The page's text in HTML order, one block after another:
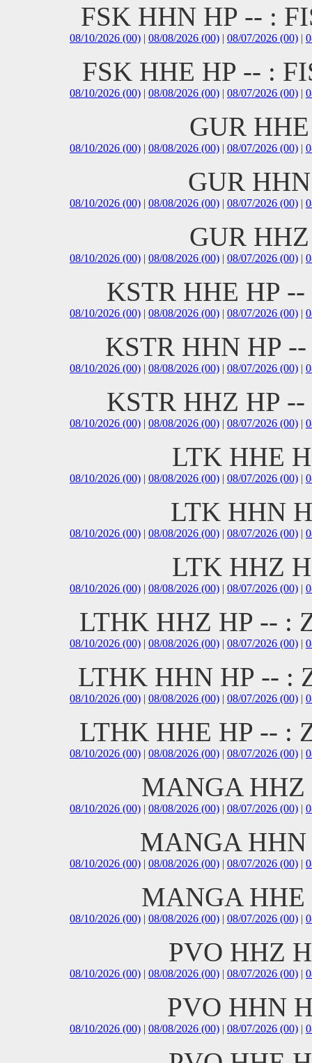
FSK HHN HP -- :
08/10/2026 (00) | 08/08/2026 (00) | 08/07/2026 (00) |
FSK HHE HP -- :
08/10/2026 (00) | 08/08/2026 (00) | 08/07/2026 (00) |
GUR
08/10/2026 (00) | 08/08/2026 (00) | 08/07/2026 (00) |
GUR
08/10/2026 (00) | 08/08/2026 (00) | 08/07/2026 (00) |
GUR
08/10/2026 (00) | 08/08/2026 (00) | 08/07/2026 (00) |
KSTR HHE HP
08/10/2026 (00) | 08/08/2026 (00) | 08/07/2026 (00) |
KSTR HHN HP
08/10/2026 (00) | 08/08/2026 (00) | 08/07/2026 (00) |
KSTR HHZ HP
08/10/2026 (00) | 08/08/2026 (00) | 08/07/2026 (00) |
LTK HHE
08/10/2026 (00) | 08/08/2026 (00) | 08/07/2026 (00) |
LTK HHN
08/10/2026 (00) | 08/08/2026 (00) | 08/07/2026 (00) |
LTK HHZ
08/10/2026 (00) | 08/08/2026 (00) | 08/07/2026 (00) |
LTHK HHZ HP -- :
08/10/2026 (00) | 08/08/2026 (00) | 08/07/2026 (00) |
LTHK HHN HP -- :
08/10/2026 (00) | 08/08/2026 (00) | 08/07/2026 (00) |
LTHK HHE HP -- :
08/10/2026 (00) | 08/08/2026 (00) | 08/07/2026 (00) |
MANGA
08/10/2026 (00) | 08/08/2026 (00) | 08/07/2026 (00) |
MANGA
08/10/2026 (00) | 08/08/2026 (00) | 08/07/2026 (00) |
MANGA
08/10/2026 (00) | 08/08/2026 (00) | 08/07/2026 (00) |
PVO HHZ
08/10/2026 (00) | 08/08/2026 (00) | 08/07/2026 (00) |
PVO HHN
08/10/2026 (00) | 08/08/2026 (00) | 08/07/2026 (00) |